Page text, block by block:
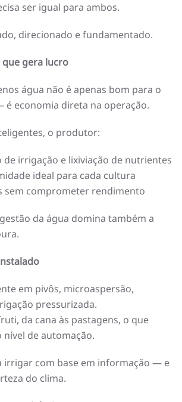
ser igual para ambos.
direcionado e fundamentado.
gera lucro
água não é apenas bom para o
economia direta na operação.
o produtor:
de irrigação e lixiviação de nutrientes
ideal para cada cultura
sem comprometer rendimento
da água domina também a
em pivôs, microaspersão,
pressurizada.
da cana às pastagens, o que
nível de automação.
irrigar com base em informação — e
do clima.